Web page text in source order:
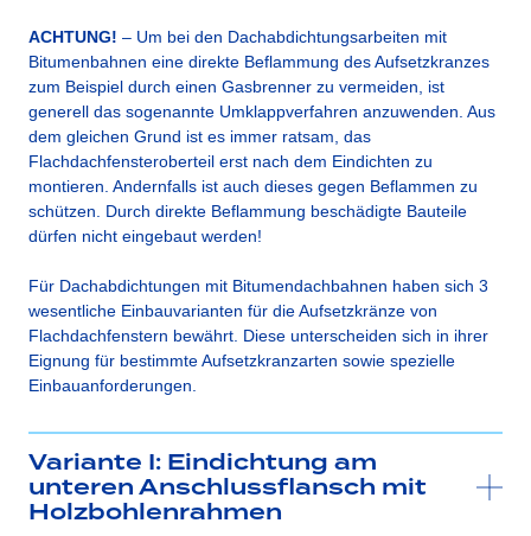
ACHTUNG! – Um bei den Dachabdichtungsarbeiten mit
Bitumenbahnen eine direkte Beflammung des Aufsetzkranzes
zum Beispiel durch einen Gasbrenner zu vermeiden, ist
generell das sogenannte Umklappverfahren anzuwenden. Aus
dem gleichen Grund ist es immer ratsam, das
Flachdachfensteroberteil erst nach dem Eindichten zu
montieren. Andernfalls ist auch dieses gegen Beflammen zu
schützen. Durch direkte Beflammung beschädigte Bauteile
dürfen nicht eingebaut werden!
Für Dachabdichtungen mit Bitumendachbahnen haben sich 3
wesentliche Einbauvarianten für die Aufsetzkränze von
Flachdachfenstern bewährt. Diese unterscheiden sich in ihrer
Eignung für bestimmte Aufsetzkranzarten sowie spezielle
Einbauanforderungen.
Variante I: Eindichtung am
unteren Anschlussflansch mit
Holzbohlenrahmen